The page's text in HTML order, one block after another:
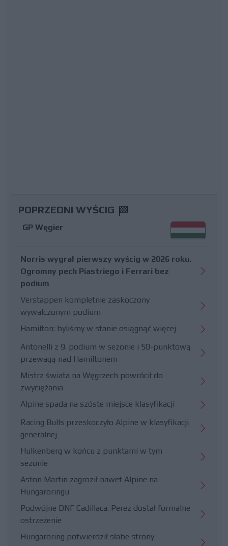
POPRZEDNI WYŚCIG
GP Węgier
Norris wygrał pierwszy wyścig w 2026 roku.
Ogromny pech Piastriego i Ferrari bez
podium
Verstappen kompletnie zaskoczony
wywalczonym podium
Hamilton: byliśmy w stanie osiągnąć więcej
Antonelli z 9. podium w sezonie i 50-punktową
przewagą nad Hamiltonem
Mistrz świata na Węgrzech powrócił do
zwyciężania
Alpine spada na szóste miejsce klasyfikacji
Racing Bulls przeskoczyło Alpine w klasyfikacji
generalnej
Hulkenberg w końcu z punktami w tym
sezonie
Aston Martin zagroził nawet Alpine na
Hungaroringu
Podwójne DNF Cadillaca. Perez dostał formalne
ostrzeżenie
Hungaroring potwierdził słabe strony